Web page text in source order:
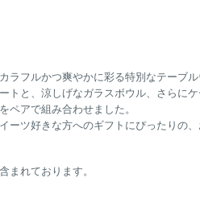
ラフルかつ爽やかに彩る特別なテーブル
トと、涼しげなガラスボウル、さらに
ペアで組み合わせました。
ーツ好きな方へのギフトにぴったりの
まれております。
ルフォーク付きギフトセット個